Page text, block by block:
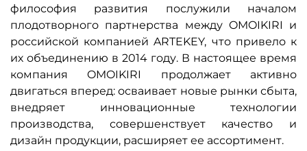
философия развития послужили началом
плодотворного партнерства между OMOIKIRI и
российской компанией ARTEKEY, что привело к
их объединению в 2014 году. В настоящее время
компания OMOIKIRI продолжает активно
двигаться вперед: осваивает новые рынки сбыта,
внедряет инновационные технологии
производства, совершенствует качество и
дизайн продукции, расширяет ее ассортимент.